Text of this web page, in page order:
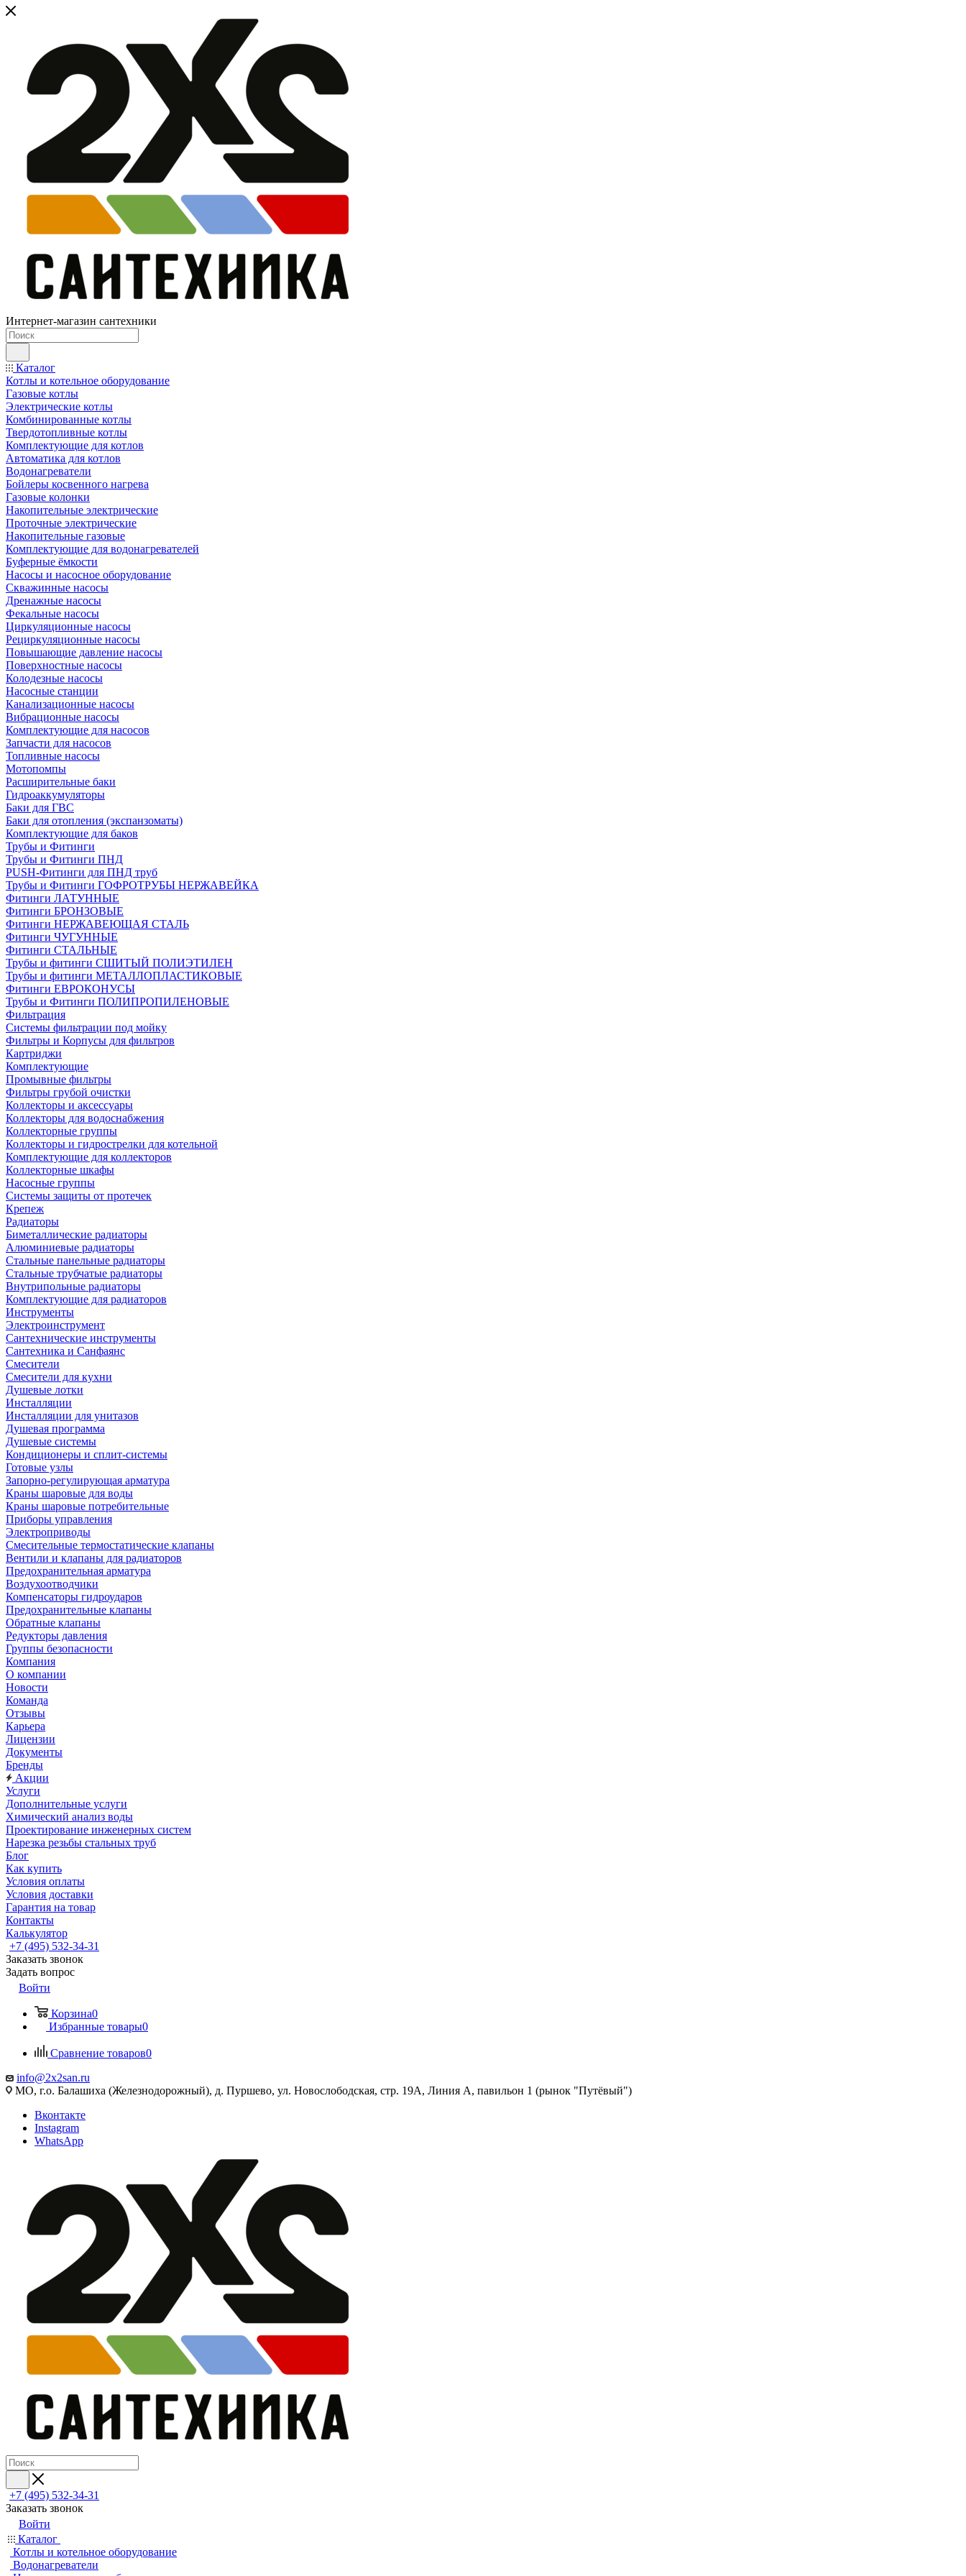
Интернет-магазин сантехники
Каталог
Котлы и котельное оборудование
Газовые котлы
Электрические котлы
Комбинированные котлы
Твердотопливные котлы
Комплектующие для котлов
Автоматика для котлов
Водонагреватели
Бойлеры косвенного нагрева
Газовые колонки
Накопительные электрические
Проточные электрические
Накопительные газовые
Комплектующие для водонагревателей
Буферные ёмкости
Насосы и насосное оборудование
Скважинные насосы
Дренажные насосы
Фекальные насосы
Циркуляционные насосы
Рециркуляционные насосы
Повышающие давление насосы
Поверхностные насосы
Колодезные насосы
Насосные станции
Канализационные насосы
Вибрационные насосы
Комплектующие для насосов
Запчасти для насосов
Топливные насосы
Мотопомпы
Расширительные баки
Гидроаккумуляторы
Баки для ГВС
Баки для отопления (экспанзоматы)
Комплектующие для баков
Трубы и Фитинги
Трубы и Фитинги ПНД
PUSH-Фитинги для ПНД труб
Трубы и Фитинги ГОФРОТРУБЫ НЕРЖАВЕЙКА
Фитинги ЛАТУННЫЕ
Фитинги БРОНЗОВЫЕ
Фитинги НЕРЖАВЕЮЩАЯ СТАЛЬ
Фитинги ЧУГУННЫЕ
Фитинги СТАЛЬНЫЕ
Трубы и фитинги СШИТЫЙ ПОЛИЭТИЛЕН
Трубы и фитинги МЕТАЛЛОПЛАСТИКОВЫЕ
Фитинги ЕВРОКОНУСЫ
Трубы и Фитинги ПОЛИПРОПИЛЕНОВЫЕ
Фильтрация
Системы фильтрации под мойку
Фильтры и Корпусы для фильтров
Картриджи
Комплектующие
Промывные фильтры
Фильтры грубой очистки
Коллекторы и аксессуары
Коллекторы для водоснабжения
Коллекторные группы
Коллекторы и гидрострелки для котельной
Комплектующие для коллекторов
Коллекторные шкафы
Насосные группы
Системы защиты от протечек
Крепеж
Радиаторы
Биметаллические радиаторы
Алюминиевые радиаторы
Стальные панельные радиаторы
Стальные трубчатые радиаторы
Внутрипольные радиаторы
Комплектующие для радиаторов
Инструменты
Электроинструмент
Сантехнические инструменты
Сантехника и Санфаянс
Смесители
Смесители для кухни
Душевые лотки
Инсталляции
Инсталляции для унитазов
Душевая программа
Душевые системы
Кондиционеры и сплит-системы
Готовые узлы
Запорно-регулирующая арматура
Краны шаровые для воды
Краны шаровые потребительные
Приборы управления
Электроприводы
Смесительные термостатические клапаны
Вентили и клапаны для радиаторов
Предохранительная арматура
Воздухоотводчики
Компенсаторы гидроударов
Предохранительные клапаны
Обратные клапаны
Редукторы давления
Группы безопасности
Компания
О компании
Новости
Команда
Отзывы
Карьера
Лицензии
Документы
Бренды
Акции
Услуги
Дополнительные услуги
Химический анализ воды
Проектирование инженерных систем
Нарезка резьбы стальных труб
Блог
Как купить
Условия оплаты
Условия доставки
Гарантия на товар
Контакты
Калькулятор
+7 (495) 532‑34‑31
Заказать звонок
Задать вопрос
Войти
Корзина0
Избранные товары0
Сравнение товаров0
info@2x2san.ru
МО, г.о. Балашиха (Железнодорожный), д. Пуршево, ул. Новослободская, стр. 19А, Линия А, павильон 1 (рынок "Путёвый")
Вконтакте
Instagram
WhatsApp
+7 (495) 532‑34‑31
Заказать звонок
Войти
Каталог
Котлы и котельное оборудование
Водонагреватели